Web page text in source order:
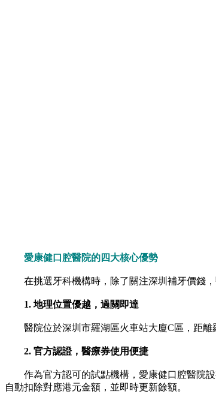
愛康健口腔醫院的四大核心優勢
在挑選牙科機構時，除了關注深圳補牙價錢，
1. 地理位置優越，過關即達
醫院位於深圳市羅湖區火車站大廈C區，距離
2. 官方認證，醫療券使用便捷
作為官方認可的試點機構，愛康健口腔醫院設
自動扣除對應港元金額，並即時更新餘額。